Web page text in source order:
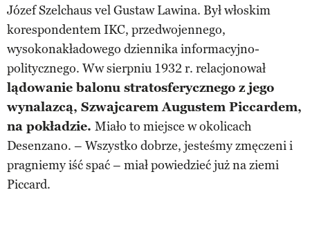
Józef Szelchaus vel Gustaw Lawina. Był włoskim
korespondentem IKC, przedwojennego,
wysokonakładowego dziennika informacyjno-
politycznego. Ww sierpniu 1932 r. relacjonował
lądowanie balonu stratosferycznego z jego
wynalazcą, Szwajcarem Augustem Piccardem,
na pokładzie. Miało to miejsce w okolicach
Desenzano. – Wszystko dobrze, jesteśmy zmęczeni i
pragniemy iść spać – miał powiedzieć już na ziemi
Piccard.